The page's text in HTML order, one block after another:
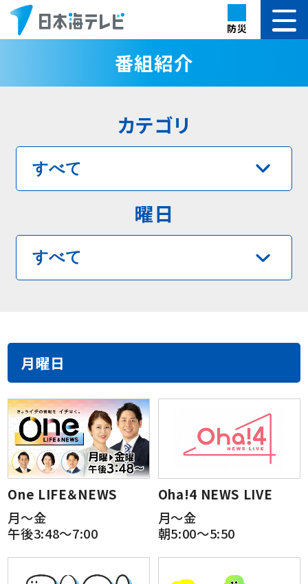
防災
番組紹介
カテゴリ
曜日
月曜日
One LIFE＆NEWS
月～金
午後3:48～7:00
Oha!4 NEWS LIVE
月～金
朝5:00～5:50